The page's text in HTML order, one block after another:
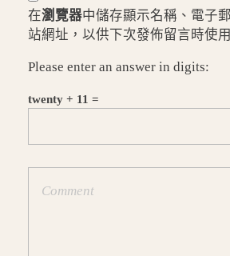
在瀏覽器中儲存顯示名稱、電子
站網址，以供下次發佈留言時使用
Please enter an answer in digits:
twenty + 11 =